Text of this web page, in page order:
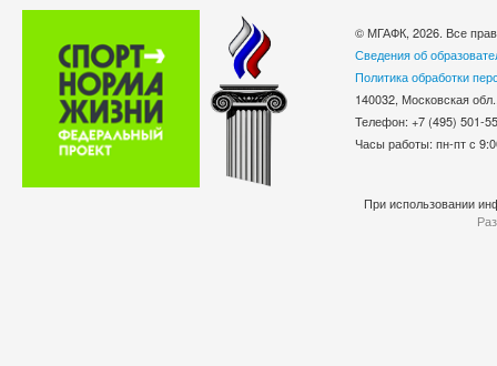
© МГАФК, 2026. Все
Сведения об
Политика обработки
140032, Московская
Телефон: +7 (495)
Часы работы: пн-пт с
При использовании